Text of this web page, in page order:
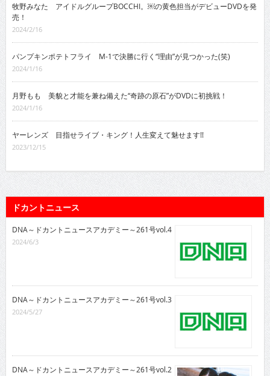
牧野みなた アイドルグループBOCCHI。￼の黄色担当がデビューDVDを発
売！
2024/2/16
パンプキンポテトフライ M-1で決勝に行く“理由”が見つかった(笑)
2024/1/16
月野もも 美貌と才能を兼ね備えた“奇跡の原石”がDVDに初挑戦！
2024/1/16
ヤーレンズ 目指せライブ・キング！人生変えて魅せます!!
2023/12/15
ドカントニュース
DNA～ドカントニュースアカデミー～261号vol.4
2024/6/3
DNA～ドカントニュースアカデミー～261号vol.3
2024/5/27
DNA～ドカントニュースアカデミー～261号vol.2